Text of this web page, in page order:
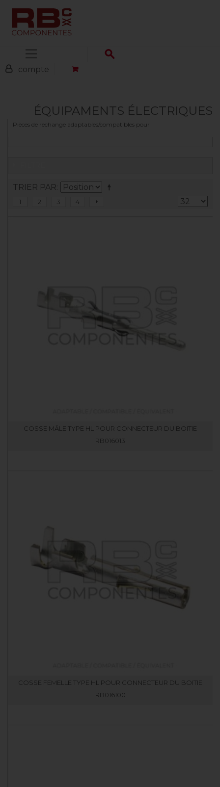
compte
ÉQUIPAMENTS ÉLECTRIQUES
Pièces de rechange adaptables/compatibles pour
TRIER PAR
1 2 3 4
COSSE MÂLE TYPE HL POUR CONNECTEUR DU BOITIE
RB016013
COSSE FEMELLE TYPE HL POUR CONNECTEUR DU BOITIE
RB016100